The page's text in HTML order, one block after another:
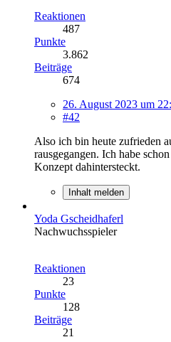
Reaktionen
487
Punkte
3.862
Beiträge
674
26. August 2023 um
#42
Also ich bin heute zufrieden
rausgegangen. Ich habe
Konzept dahintersteckt.
Inhalt melden
Yoda Gscheidhaferl
Nachwuchsspieler
Reaktionen
23
Punkte
128
Beiträge
21